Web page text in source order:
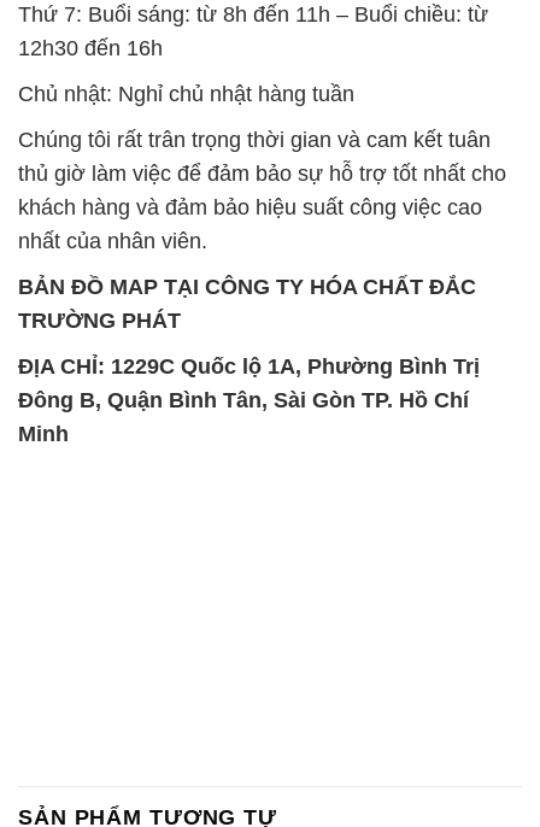
Thứ 7: Buổi sáng: từ 8h đến 11h – Buổi chiều: từ
12h30 đến 16h
Chủ nhật: Nghỉ chủ nhật hàng tuần
Chúng tôi rất trân trọng thời gian và cam kết tuân
thủ giờ làm việc để đảm bảo sự hỗ trợ tốt nhất cho
khách hàng và đảm bảo hiệu suất công việc cao
nhất của nhân viên.
BẢN ĐỒ MAP TẠI CÔNG TY HÓA CHẤT ĐẮC
TRƯỜNG PHÁT
ĐỊA CHỈ: 1229C Quốc lộ 1A, Phường Bình Trị
Đông B, Quận Bình Tân, Sài Gòn TP. Hồ Chí
Minh
SẢN PHẨM TƯƠNG TỰ